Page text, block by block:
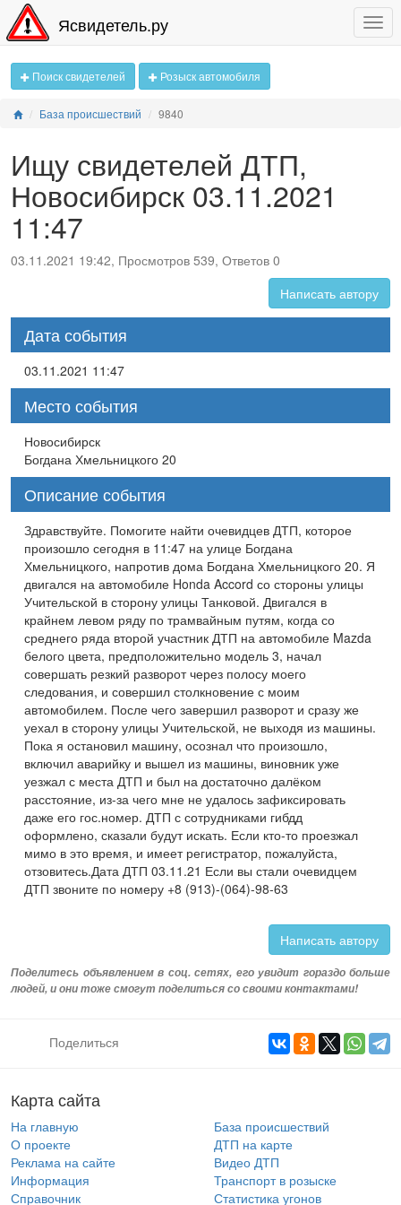
Ясвидетель.ру
Поиск свидетелей Розыск автомобиля
База происшествий 9840
Ищу свидетелей ДТП,
Новосибирск 03.11.2021
11:47
03.11.2021 19:42, Просмотров 539, Ответов 0
Написать автору
Дата события
03.11.2021 11:47
Место события
Новосибирск
Богдана Хмельницкого 20
Описание события
Здравствуйте. Помогите найти очевидцев ДТП, которое
произошло сегодня в 11:47 на улице Богдана
Хмельницкого, напротив дома Богдана Хмельницкого 20. Я
двигался на автомобиле Honda Accord со стороны улицы
Учительской в сторону улицы Танковой. Двигался в
крайнем левом ряду по трамвайным путям, когда со
среднего ряда второй участник ДТП на автомобиле Mazda
белого цвета, предположительно модель 3, начал
совершать резкий разворот через полосу моего
следования, и совершил столкновение с моим
автомобилем. После чего завершил разворот и сразу же
уехал в сторону улицы Учительской, не выходя из машины.
Пока я остановил машину, осознал что произошло,
включил аварийку и вышел из машины, виновник уже
уезжал с места ДТП и был на достаточно далёком
расстояние, из-за чего мне не удалось зафиксировать
даже его гос.номер. ДТП с сотрудниками гибдд
оформлено, сказали будут искать. Если кто-то проезжал
мимо в это время, и имеет регистратор, пожалуйста,
отзовитесь.Дата ДТП 03.11.21 Если вы стали очевидцем
ДТП звоните по номеру +8 (913)-(064)-98-63
Написать автору
Поделитесь объявлением в соц. сетях, его увидит гораздо больше
людей, и они тоже смогут поделиться со своими контактами!
Поделиться
Карта сайта
На главную
О проекте
Реклама на сайте
Информация
Справочник
База происшествий
ДТП на карте
Видео ДТП
Транспорт в розыске
Статистика угонов